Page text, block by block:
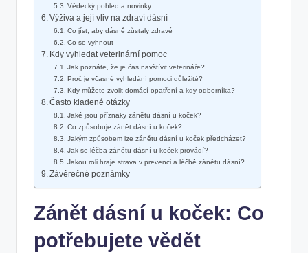
Vědecký pohled a novinky
Výživa a její vliv na zdraví dásní
Co jíst, aby dásně zůstaly zdravé
Co se vyhnout
Kdy vyhledat veterinární pomoc
Jak poznáte, že je čas navštívit veterináře?
Proč je včasné vyhledání pomoci důležité?
Kdy můžete zvolit domácí opatření a kdy odborníka?
Často kladené otázky
Jaké jsou příznaky zánětu dásní u koček?
Co způsobuje zánět dásní u koček?
Jakým způsobem lze zánětu dásní u koček předcházet?
Jak se léčba zánětu dásní u koček provádí?
Jakou roli hraje strava v prevenci a léčbě zánětu dásní?
Závěrečné poznámky
Zánět dásní u koček: Co
potřebujete vědět